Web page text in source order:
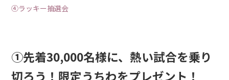
④ラッキー抽選会
①先着30,000名様に、熱い試合を乗り
切ろう！限定うちわをプレゼント！